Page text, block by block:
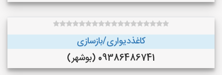
کاغذدیواری/بازسازی
09386486741 (بوشهر)